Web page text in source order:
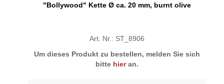
"Bollywood" Kette Ø ca. 20 mm, burnt olive
Art. Nr.: ST_8906
Um dieses Produkt zu bestellen, melden Sie sich
bitte hieran.